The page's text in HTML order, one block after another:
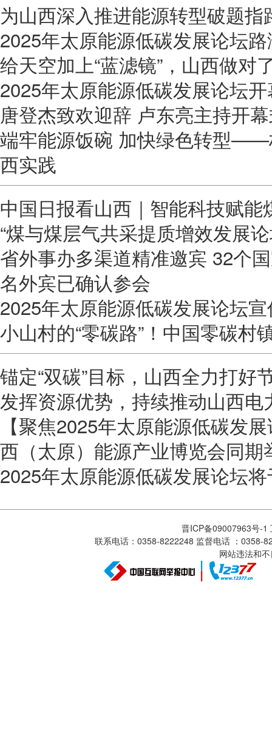
为山西深入推进能源转型破题指
2025年太原能源低碳发展论坛
给天空加上“蓝滤镜”，山西做对
2025年太原能源低碳发展论坛
唐登杰致欢迎辞 卢东亮主持开
端牢能源饭碗 加快绿色转型——
西实践
中国日报看山西｜智能科技赋能
“煤与煤层气共采提质增效发展
省外事办多渠道精准邀宾 32个
名外宾已确认参会
2025年太原能源低碳发展论坛
小山村的“零碳路”！中国零碳村
锚定“双碳”目标，山西全力打好
发挥资源优势，持续推动山西电
【聚焦2025年太原能源低碳发
西（太原）能源产业博览会同期
2025年太原能源低碳发展论坛
晋ICP备09007963号-1
联系电话：0358-8222248 监督电话 ：
网站违法和